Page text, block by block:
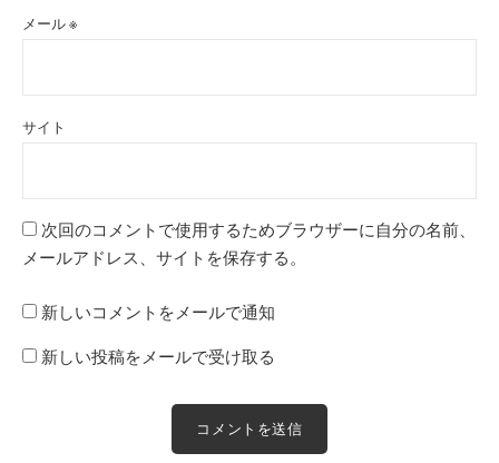
メール※
サイト
次回のコメントで使用するためブラウザーに自分の名前、
メールアドレス、サイトを保存する。
新しいコメントをメールで通知
新しい投稿をメールで受け取る